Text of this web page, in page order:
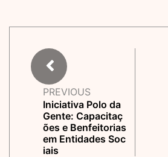
PREVIOUS
Iniciativa Polo da
Gente: Capacitaç
ões e Benfeitorias
em Entidades Soc
iais